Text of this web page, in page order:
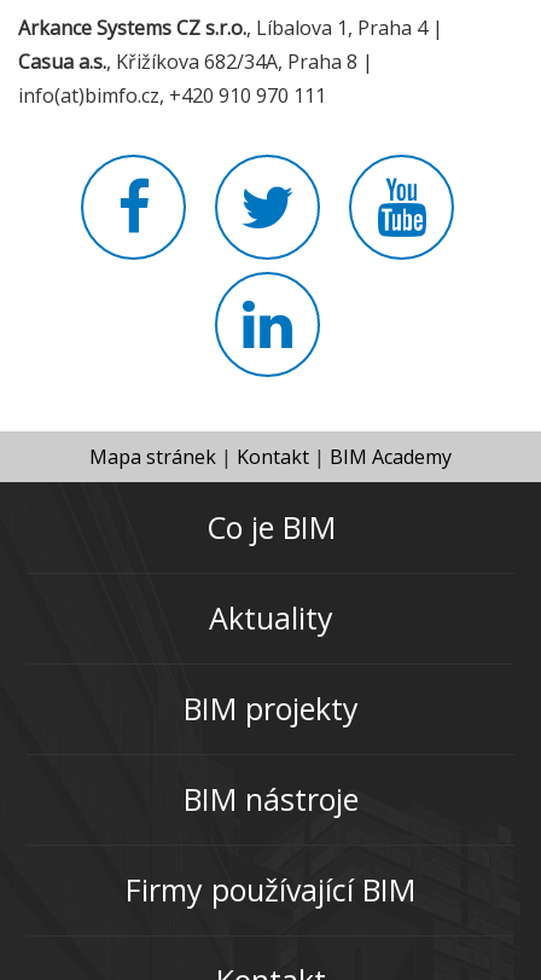
Arkance Systems CZ s.r.o., Líbalova 1, Praha 4 |
Casua a.s., Křižíkova 682/34A, Praha 8 |
info(at)bimfo.cz, +420 910 970 111
Mapa stránek | Kontakt | BIM Academy
Co je BIM
Aktuality
BIM projekty
BIM nástroje
Firmy používající BIM